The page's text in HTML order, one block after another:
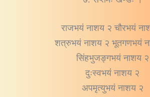
राजभयं नाशय २ चौरभयं
शत्रुभयं नाशय २ भूतगणभयं
सिंहभुजङ्गभयं नाशय २
दुःस्वभयंं नाशय २
अपमृत्युभयं नाशय २